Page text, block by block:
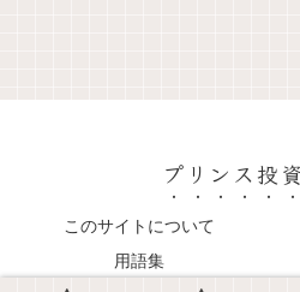
プリンス投
このサイトについて
用語集